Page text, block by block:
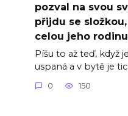
pozval na svou
přijdu se
celou jeho
Píšu to až teď, když
uspaná a v bytě je
0 150